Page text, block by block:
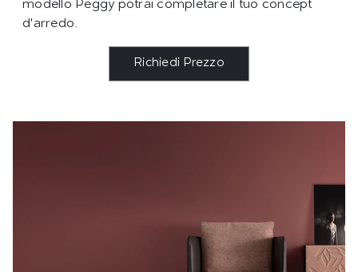
modello Peggy potrai completare il tuo concept
d'arredo.
Richiedi Prezzo